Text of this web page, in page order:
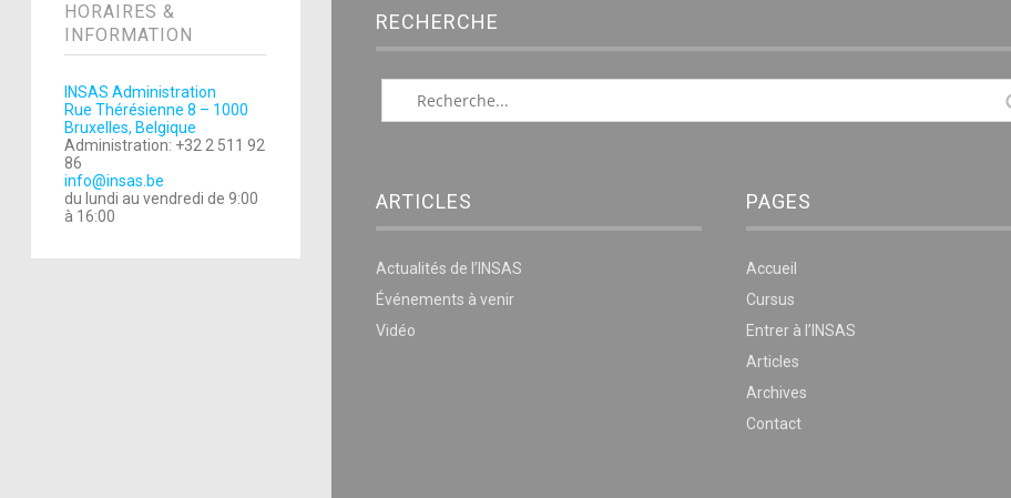
HORAIRES &
INFORMATION
INSAS Administration
Rue Thérésienne 8 – 1000
Bruxelles, Belgique
Administration: +32 2 511 92
86
info@insas.be
du lundi au vendredi de 9:00
à 16:00
RECHERCHE
ARTICLES
Actualités de l’INSAS
Événements à venir
Vidéo
PAGES
Accueil
Cursus
Entrer à l’INSAS
Articles
Archives
Contact